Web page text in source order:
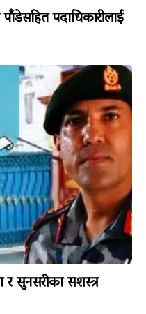
पदाधिकारीलाई
र सुनसरीका सशस्त्र